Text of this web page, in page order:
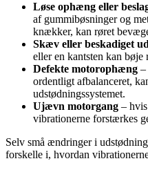
Løse ophæng eller
af gummibøsninger og
knækker, kan røret
Skæv eller beskadiget
eller en kantsten kan bøje
Defekte motorophæng –
ordentligt afbalanceret,
udstødningssystemet.
Ujævn motorgang –
vibrationerne forstærkes
Selv små ændringer i
forskelle i, hvordan